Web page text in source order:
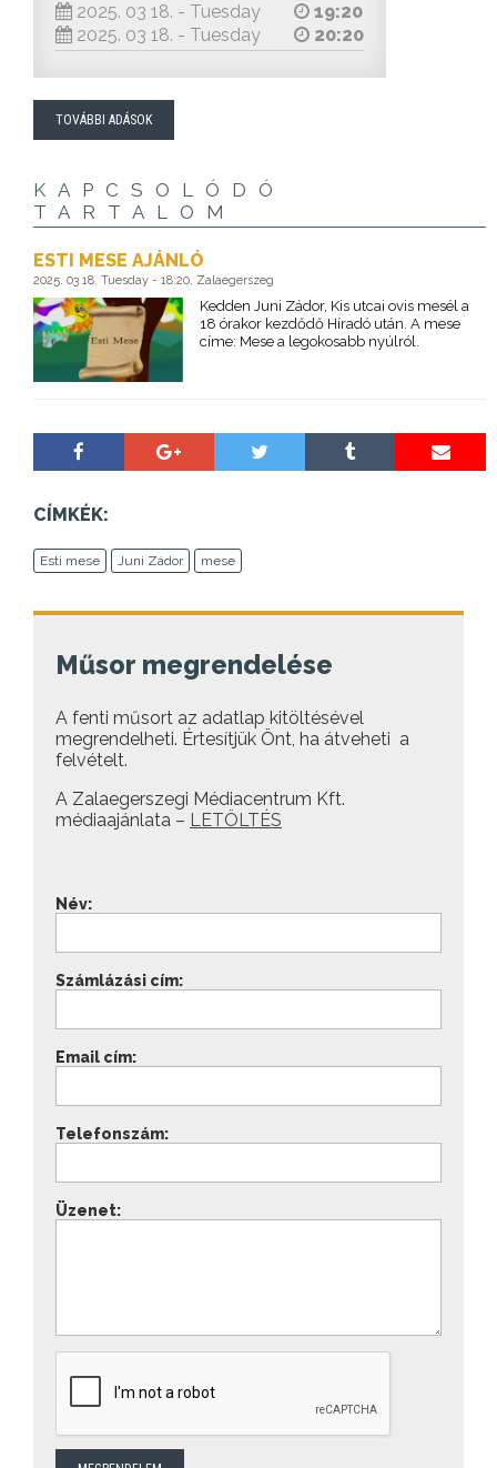
2025. 03 18. - Tuesday
19:20
2025. 03 18. - Tuesday
20:20
TOVÁBBI ADÁSOK
KAPCSOLÓDÓ
TARTALOM
ESTI MESE AJÁNLÓ
2025. 03 18. Tuesday - 18:20, Zalaegerszeg
Kedden Juni Zádor, Kis utcai ovis mesél a
18 órakor kezdődő Híradó után. A mese
címe: Mese a legokosabb nyúlról.
CÍMKÉK:
Esti mese Juni Zádor mese
Műsor megrendelése
A fenti műsort az adatlap kitöltésével
megrendelheti. Értesítjük Önt, ha átveheti a
felvételt.
A Zalaegerszegi Médiacentrum Kft.
médiaajánlata – LETÖLTÉS
Név:
Számlázási cím:
Email cím:
Telefonszám:
Üzenet: